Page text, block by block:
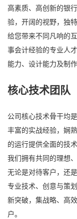
高素质、高创新的银
验，开阔的视野，独
给您带来不同凡响的
事会计经验的专业人
能力、设计能力及制作
核心技术团队
公司核心技术骨干均
丰富的实战经验，娴
的运行提供全面的技
我们拥有共同的理想
无论是对待客户，还
专业技术、创意与策
新突破，集战略、高
户。